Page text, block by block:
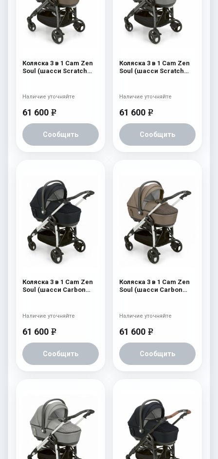
Коляска 3 в 1 Cam Zen
Soul (шасси Scratch
61 600 e
Сообщить
Наличие уточняйте
Коляска 3 в 1 Cam Zen
Soul (шасси Scratch
61 600 e
Сообщить
Наличие уточняйте
Коляска 3 в 1 Cam Zen
Soul (шасси Carbon
61 600 e
Сообщить
Наличие уточняйте
Коляска 3 в 1 Cam Zen
Soul (шасси Carbon
61 600 e
Сообщить
Наличие уточняйте